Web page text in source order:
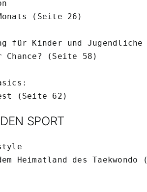
(Seite 26)
für Kinder und Jugendliche
Chance? (Seite 58)
(Seite 62)
SPORT
Heimatland des